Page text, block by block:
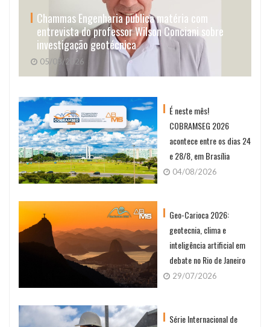
Chammas Engenharia publica matéria com
entrevista do professor Wilson Conciani sobre
investigação geotécnica
05/08/2026
É neste mês!
COBRAMSEG 2026
acontece entre os dias 24
e 28/8, em Brasília
04/08/2026
Geo-Carioca 2026:
geotecnia, clima e
inteligência artificial em
debate no Rio de Janeiro
29/07/2026
Série Internacional de